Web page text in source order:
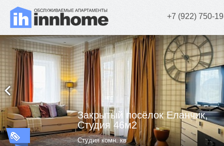
+7 (922) 750-
Закрытый посёлок Еланчик,
Студия 46м2
Студия комн. кв